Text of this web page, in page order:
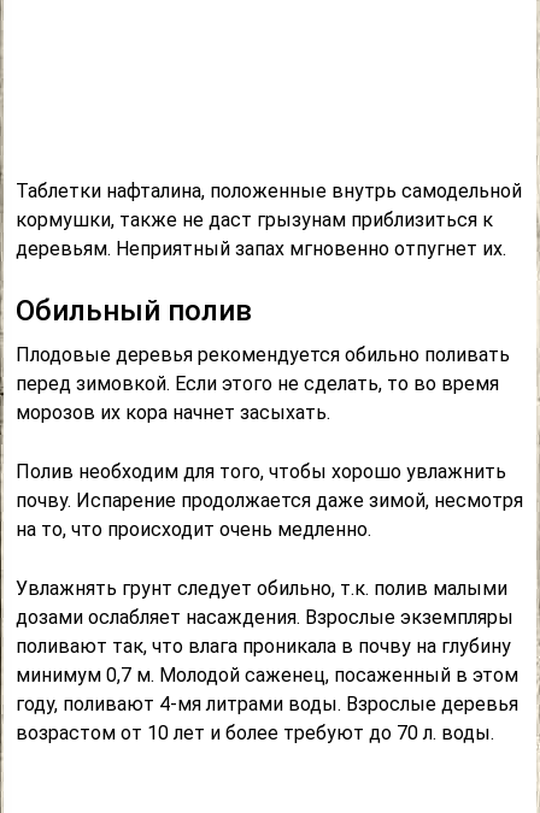
Таблетки нафталина, положенные внутрь самодельной
кормушки, также не даст грызунам приблизиться к
деревьям. Неприятный запах мгновенно отпугнет их.
Обильный полив
Плодовые деревья рекомендуется обильно поливать
перед зимовкой. Если этого не сделать, то во время
морозов их кора начнет засыхать.
Полив необходим для того, чтобы хорошо увлажнить
почву. Испарение продолжается даже зимой, несмотря
на то, что происходит очень медленно.
Увлажнять грунт следует обильно, т.к. полив малыми
дозами ослабляет насаждения. Взрослые экземпляры
поливают так, что влага проникала в почву на глубину
минимум 0,7 м. Молодой саженец, посаженный в этом
году, поливают 4-мя литрами воды. Взрослые деревья
возрастом от 10 лет и более требуют до 70 л. воды.